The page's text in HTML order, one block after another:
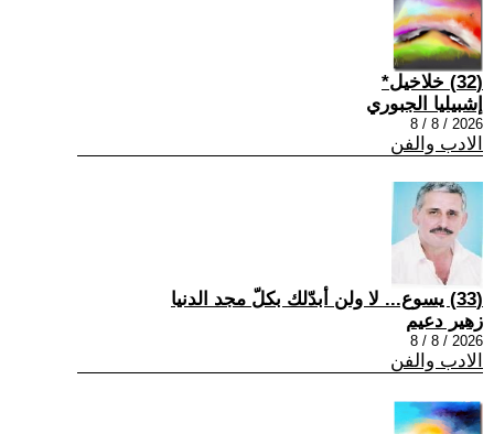
(32) خلاخيل*
إشبيليا الجبوري
2026 / 8 / 8
الادب والفن
(33) يسوع... لا ولن أبدّلك بكلّ مجد الدنيا
زهير دعيم
2026 / 8 / 8
الادب والفن